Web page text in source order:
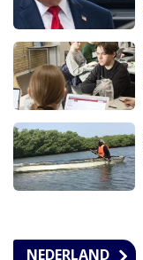
NEDERLAND